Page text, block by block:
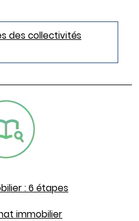
des collectivités
: 6 étapes
immobilier